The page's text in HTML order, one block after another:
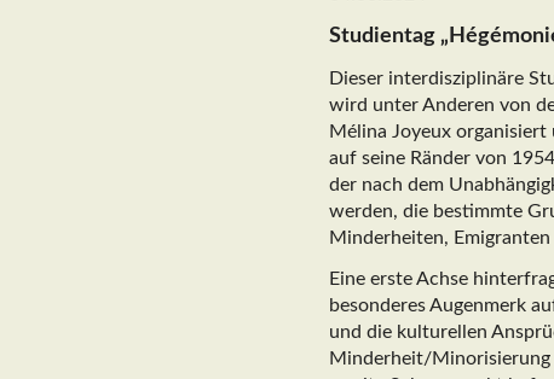
Studientag
Dieser interdisziplinäre
wird unter Anderen von
Mélina Joyeux
auf seine Ränder von
der nach dem
werden, die bestimmte
Minderheiten,
Eine erste Achse
besonderes Augenmerk
und die kulturellen
Minderheit/Minorisierung